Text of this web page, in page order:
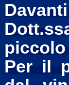
piccolo
Per il